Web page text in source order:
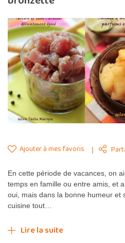
Ajouter à mes favoris
En cette période de vacances, on
temps en famille ou entre amis, et
oui, mais dans la bonne humeur et
cuisine tout…
Lire la suite